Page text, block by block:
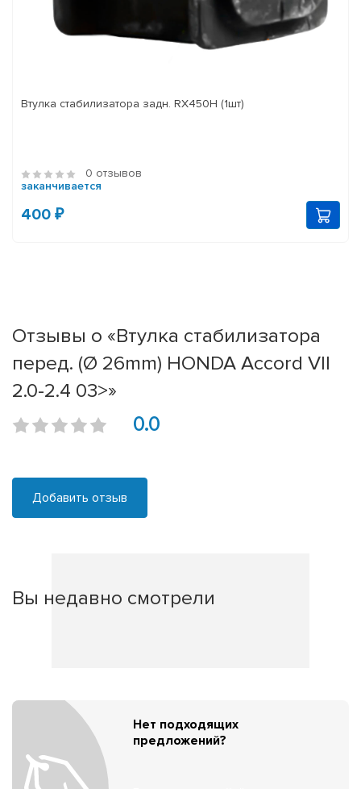
Втулка стабилизатора задн. RX450H (1шт)
0 отзывов
заканчивается
400 ₽
Отзывы о «Втулка стабилизатора
перед. (Ø 26mm) HONDA Accord VII
2.0-2.4 03>»
0.0
Добавить отзыв
Вы недавно смотрели
Нет подходящих
предложений?